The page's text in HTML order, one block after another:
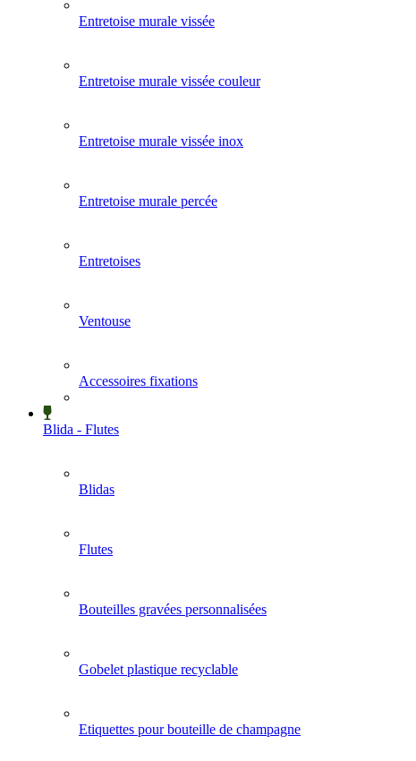
Entretoise murale vissée
Entretoise murale vissée couleur
Entretoise murale vissée inox
Entretoise murale percée
Entretoises
Ventouse
Accessoires fixations
Blida - Flutes
Blidas
Flutes
Bouteilles gravées personnalisées
Gobelet plastique recyclable
Etiquettes pour bouteille de champagne